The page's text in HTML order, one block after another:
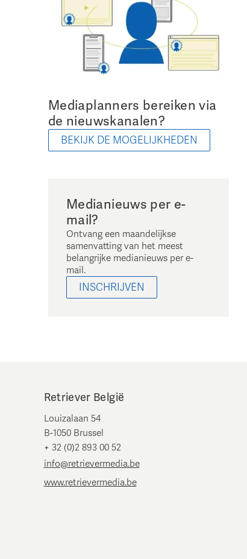
Mediaplanners bereiken via
de nieuwskanalen?
BEKIJK DE MOGELIJKHEDEN
Medianieuws per e-
mail?
Ontvang een maandelijkse
samenvatting van het meest
belangrijke medianieuws per e-
mail.
INSCHRIJVEN
Retriever België
Louizalaan 54
B-1050 Brussel
+ 32 (0)2 893 00 52
info@retrievermedia.be
www.retrievermedia.be